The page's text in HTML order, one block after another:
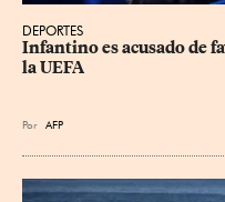
DEPORTES
Infantino es acusado de
la UEFA
Por AFP